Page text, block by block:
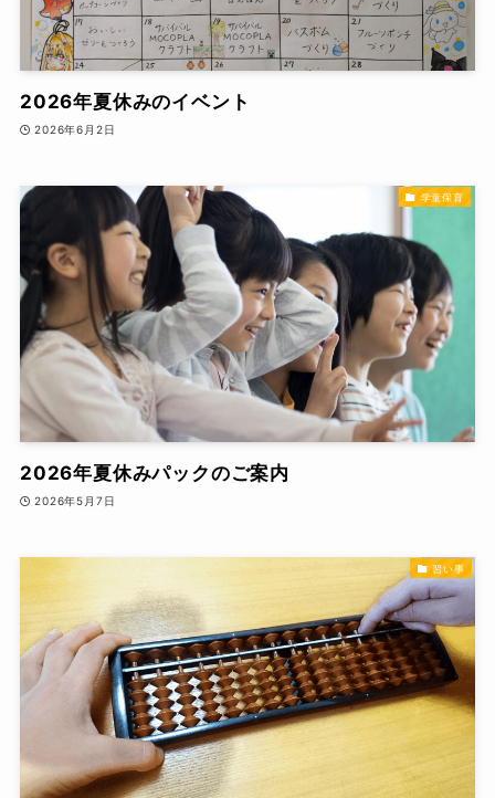
2026年夏休みのイベント
2026年6月2日
学童保育
2026年夏休みパックのご案内
2026年5月7日
習い事